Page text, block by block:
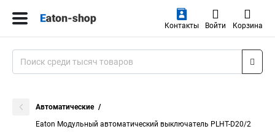
Контакты Войти Корзина
Автоматические
Eaton Модульный автоматический выключатель PLHT-D20/2